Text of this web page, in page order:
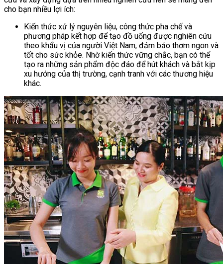
cho bạn nhiều lợi ích:
Kiến thức xử lý nguyên liệu, công thức pha chế và
phương pháp kết hợp để tạo đồ uống được nghiên cứu
theo khẩu vị của người Việt Nam, đảm bảo thơm ngon và
tốt cho sức khỏe. Nhờ kiến thức vững chắc, bạn có thể
tạo ra những sản phẩm độc đáo để hút khách và bắt kịp
xu hướng của thị trường, cạnh tranh với các thương hiệu
khác.